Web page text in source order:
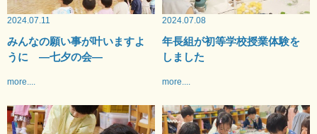
2024.07.11
みんなの願い事が叶いますよ
うに —七夕の会—
more....
2024.07.08
年長組が初等学校授業体験を
しました
more....